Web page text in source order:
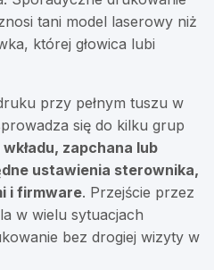
tani model laserowy niż
której głowica lubi
przy pełnym tuszu w
się do kilku grup
zapchana lub
ustawienia sterownika,
i firmware. Przejście przez
w wielu sytuacjach
bez drogiej wizyty w